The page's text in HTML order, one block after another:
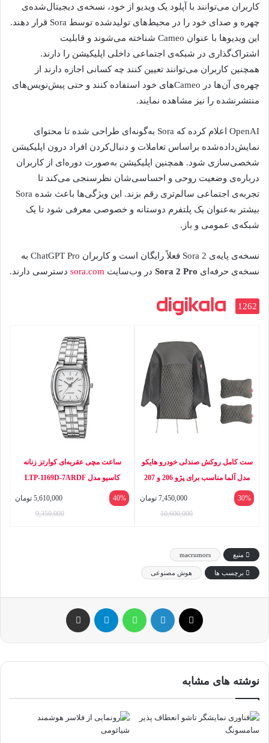
کاربران می‌توانند با آپلود یک ویدیو از خود، نسخه‌ی دیجیتال‌شده‌ی
چهره و صدای خود را در محیط‌های تولیدشده توسط Sora قرار دهند.
این ویدیوها با عنوان Cameo شناخته می‌شوند و قابلیت
اشتراک‌گذاری در شبکه‌ی اجتماعی داخلی اپلیکیشن را دارند.
همچنین کاربران می‌توانند تعیین کنند چه کسانی اجازه دارند از
چهره‌ی آن‌ها در Cameoهای خود استفاده کنند و حتی پیش‌نویس‌های
منتشرنشده را نیز مشاهده نمایند.
OpenAI اعلام کرده که Sora به‌گونه‌ای طراحی شده تا محتوای
نمایش‌داده‌شده براساس تعاملات و دنبال‌کردن افراد درون اپلیکیشن
شخصی‌سازی شود. همچنین اپلیکیشن به‌صورت دوره‌ای از کاربران
درباره‌ی وضعیت روحی و احساسی‌شان نظرسنجی می‌کند تا
تجربه‌ی اجتماعی سالم‌تری رقم بزند. این ویژگی‌ها باعث شده Sora
بیشتر به‌عنوان یک پلتفرم دوستانه و خصوصی معرفی شود تا یک
شبکه‌ی عمومی و باز.
نسخه‌ی پایه‌ی Sora 2 فعلاً رایگان است و کاربران ChatGPT Pro به
نسخه‌ی حرفه‌ای Sora 2 Pro در وب‌سایت sora.com دسترسی دارند.
1262
ست کامل روکش صندلی خودرو هایکو
مدل آلما مناسب برای پژو 206 و 207
30%
7,450,000 تومان
10,600,000
ساعت مچی عقربه‌ای کوارتز زنانه
کاسیو مدل LTP-1169D-7ARDF
40%
5,610,000 تومان
9,350,000
منبع macrumors
برچسب ها هوش مصنوعی
ایکس لینکداین تلگرام
نوشته های مشابه